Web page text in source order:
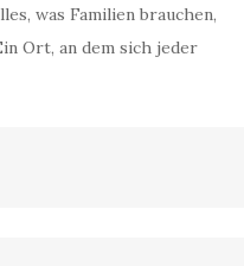
was Familien brauchen,
Ort, an dem sich jeder